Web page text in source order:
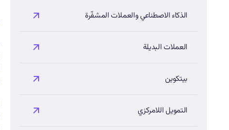
الذكاء الاصطناعي والعملات المشفّرة
العملات البديلة
بيتكوين
التمويل اللامركزي